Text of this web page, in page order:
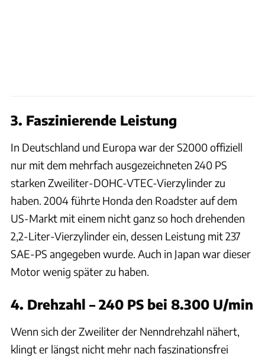
3. Faszinierende Leistung
In Deutschland und Europa war der S2000 offiziell
nur mit dem mehrfach ausgezeichneten 240 PS
starken Zweiliter-DOHC-VTEC-Vierzylinder zu
haben. 2004 führte Honda den Roadster auf dem
US-Markt mit einem nicht ganz so hoch drehenden
2,2-Liter-Vierzylinder ein, dessen Leistung mit 237
SAE-PS angegeben wurde. Auch in Japan war dieser
Motor wenig später zu haben.
4. Drehzahl – 240 PS bei 8.300 U/min
Wenn sich der Zweiliter der Nenndrehzahl nähert,
klingt er längst nicht mehr nach faszinationsfrei